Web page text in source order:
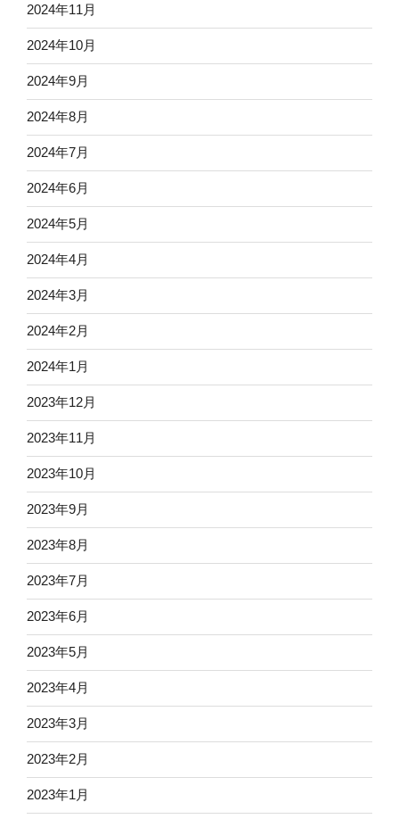
2024年11月
2024年10月
2024年9月
2024年8月
2024年7月
2024年6月
2024年5月
2024年4月
2024年3月
2024年2月
2024年1月
2023年12月
2023年11月
2023年10月
2023年9月
2023年8月
2023年7月
2023年6月
2023年5月
2023年4月
2023年3月
2023年2月
2023年1月